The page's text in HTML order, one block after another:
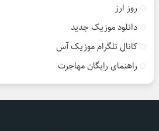
روز ارز
دانلود موزیک جدید
کانال تلگرام موزیک آس
راهنمای رایگان مهاجرت